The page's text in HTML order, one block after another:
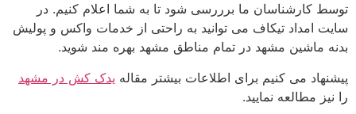
توسط کارشناسان ما برررسی شود تا به شما اعلام کنیم. در
سایت امداد تیکاف می توانید به راحتی از خدمات واکس و پولیش
بدنه ماشین مشهد در تمام مناطق مشهد بهره مند شوید.
پیشنهاد می کنیم برای اطلاعات بیشتر مقاله یدک کش در مشهد
را نیز مطالعه نمایید.